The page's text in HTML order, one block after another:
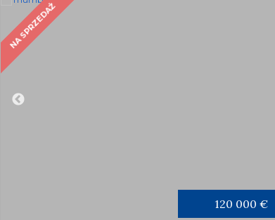
NA SPRZEDAŻ
120 000 €